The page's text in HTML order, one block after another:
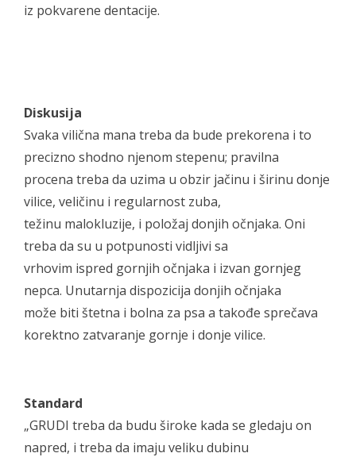
iz pokvarene dentacije.
Diskusija
Svaka vilična mana treba da bude prekorena i to
precizno shodno njenom stepenu; pravilna
procena treba da uzima u obzir jačinu i širinu donje
vilice, veličinu i regularnost zuba,
težinu malokluzije, i položaj donjih očnjaka. Oni
treba da su u potpunosti vidljivi sa
vrhovim ispred gornjih očnjaka i izvan gornjeg
nepca. Unutarnja dispozicija donjih očnjaka
može biti štetna i bolna za psa a takođe sprečava
korektno zatvaranje gornje i donje vilice.
Standard
„GRUDI treba da budu široke kada se gledaju on
napred, i treba da imaju veliku dubinu